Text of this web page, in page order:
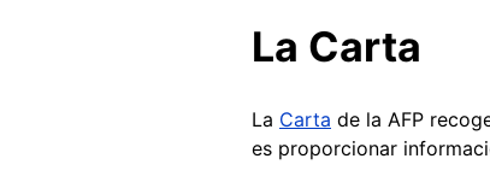
La Carta
La Carta de la AFP
es proporcionar